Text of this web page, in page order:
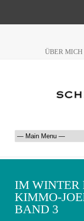
ÜBER MICH
IM WINTER
KIMMO-
BAND 3